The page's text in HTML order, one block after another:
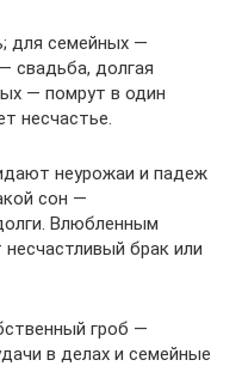
для семейных —
свадьба, долгая
— помрут в один
несчастье.
неурожаи и падеж
сон —
Влюбленным
брак или
гроб —
в делах и семейные